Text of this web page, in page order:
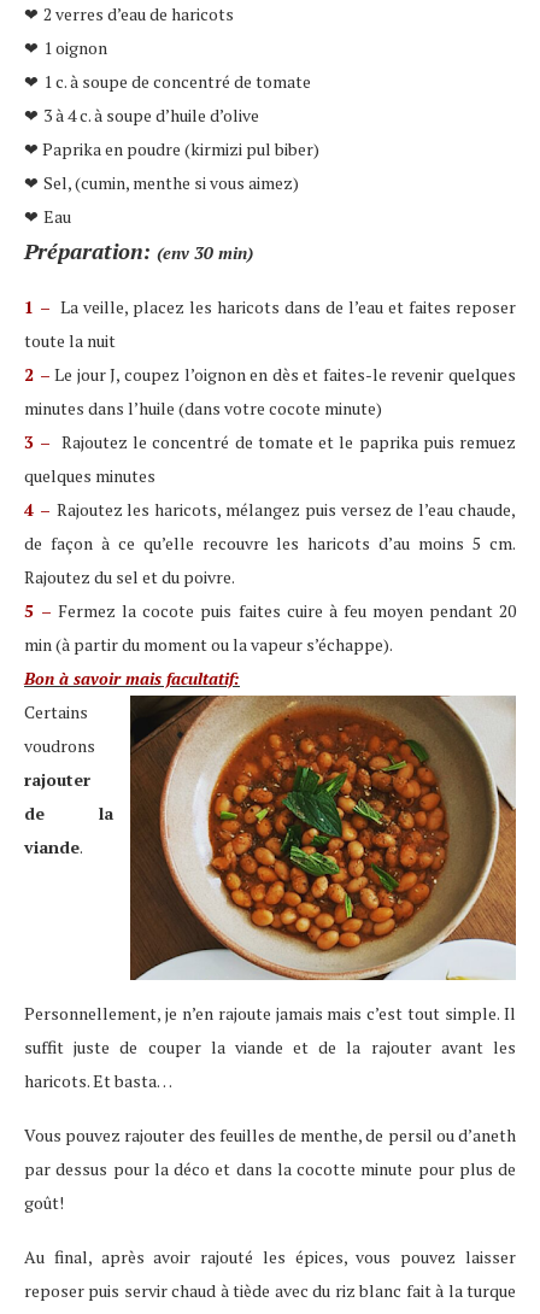
❤ 2 verres d’eau de haricots
❤ 1 oignon
❤ 1 c. à soupe de concentré de tomate
❤ 3 à 4 c. à soupe d’huile d’olive
❤ Paprika en poudre (kirmizi pul biber)
❤ Sel, (cumin, menthe si vous aimez)
❤ Eau
Préparation: (env 30 min)
1 – La veille, placez les haricots dans de l’eau et faites reposer
toute la nuit
2 – Le jour J, coupez l’oignon en dès et faites-le revenir quelques
minutes dans l’huile (dans votre cocote minute)
3 – Rajoutez le concentré de tomate et le paprika puis remuez
quelques minutes
4 – Rajoutez les haricots, mélangez puis versez de l’eau chaude,
de façon à ce qu’elle recouvre les haricots d’au moins 5 cm.
Rajoutez du sel et du poivre.
5 – Fermez la cocote puis faites cuire à feu moyen pendant 20
min (à partir du moment ou la vapeur s’échappe).
Bon à savoir mais facultatif:
Certains
voudrons
rajouter
de la
viande.
Personnellement, je n’en rajoute jamais mais c’est tout simple. Il
suffit juste de couper la viande et de la rajouter avant les
haricots. Et basta…
Vous pouvez rajouter des feuilles de menthe, de persil ou d’aneth
par dessus pour la déco et dans la cocotte minute pour plus de
goût!
Au final, après avoir rajouté les épices, vous pouvez laisser
reposer puis servir chaud à tiède avec du riz blanc fait à la turque